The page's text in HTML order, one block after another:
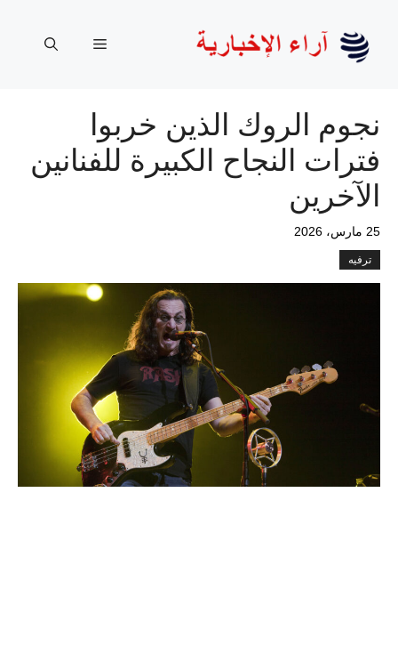
المحتوى
القائمة
نجوم الروك الذين خربوا
فترات النجاح الكبيرة للفنانين
الآخرين
25 مارس، 2026
ترفيه